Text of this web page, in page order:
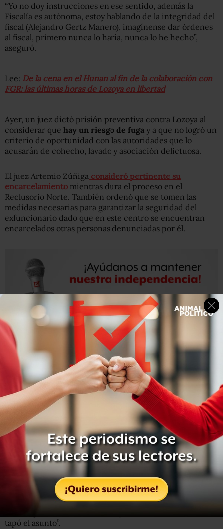
“Yo no doy instrucciones en ese sentido, además la
Fiscalía es autónoma, estoy hablando de la integridad del
fiscal (Alejandro Gertz Manero), imagínense dar órdenes
al fiscal, primero nunca lo haría, nunca lo he hecho”,
aseguró.
Lee: De la cena en el Hunan al fin de la colaboración con
FGR: las últimas horas de Lozoya en libertad
Ayer, un juez dictó prisión preventiva contra Lozoya al
considerar que hay un riesgo de fuga y a que no logró un
criterio de oportunidad con las autoridades que lo
acusarán de cohecho, lavado y asociación delictuosa.
El juez Artemio Zúñiga consideró pertinente su
encarcelamiento mientras dura el proceso en el
Reclusorio Norte. También ordenó que se tomen las
medidas necesarias para garantizar la seguridad del
exfuncionario dado que en este centro se encuentran
encarcelados otras personas denunciadas por él.
“Yo veo bien lo que está haciendo la Fiscalía y en este
caso también el Poder Judicial, el juez es parte del Poder
Judicial y son los que determinaron que se quedará ahí
(en prisión) el señor Lozoya”, dijo el mandatario esta
mañana al ser cuestionado sobre la medida.
López Obrador consideró fundamental que se castigue a
todos los exservidores públicos que recibieron algún tipo
de soborno relacionado con la empresa brasileña
Odebrecht.
“Fue muy lamentable que en todos los países
se castigó a funcionarios corruptos, menos en México, se
tapó el asunto”.